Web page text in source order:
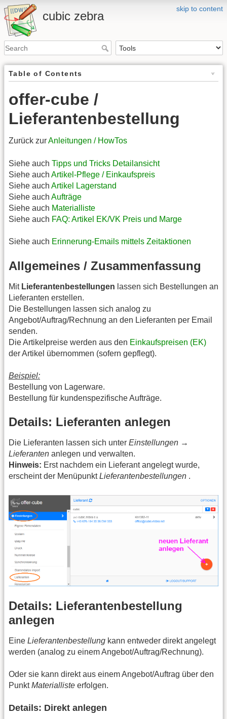
skip to content
cubic zebra
Table of Contents
offer-cube /
Lieferantenbestellung
Zurück zurAnleitungen / HowTos
Siehe auch Tipps und Tricks Detailansicht
Siehe auch Artikel-Pflege / Einkaufspreis
Siehe auch Artikel Lagerstand
Siehe auch Aufträge
Siehe auch Materialliste
Siehe auch FAQ: Artikel EK/VK Preis und Marge
Siehe auch Erinnerung-Emails mittels Zeitaktionen
Allgemeines / Zusammenfassung
Mit Lieferantenbestellungen lassen sich Bestellungen an
Lieferanten erstellen.
Die Bestellungen lassen sich analog zu
Angebot/Auftrag/Rechnung an den Lieferanten per Email
senden.
Die Artikelpreise werden aus den Einkaufspreisen (EK)
der Artikel übernommen (sofern gepflegt).
Beispiel:
Bestellung von Lagerware.
Bestellung für kundenspezifische Aufträge.
Details: Lieferanten anlegen
Die Lieferanten lassen sich unter Einstellungen →
Lieferanten anlegen und verwalten.
Hinweis: Erst nachdem ein Lieferant angelegt wurde,
erscheint der MenüpunktLieferantenbestellungen .
Details: Lieferantenbestellung
anlegen
Eine Lieferantenbestellung kann entweder direkt angelegt
werden (analog zu einem Angebot/Auftrag/Rechnung).
Oder sie kann direkt aus einem Angebot/Auftrag über den
PunktMaterialliste erfolgen.
Details: Direkt anlegen